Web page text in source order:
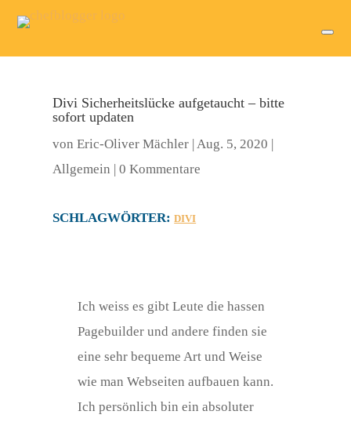
Divi Sicherheitslücke aufgetaucht – bitte
sofort updaten
vonEric-Oliver Mächler |Aug. 5, 2020 |
Allgemein |0 Kommentare
SCHLAGWÖRTER:DIVI
Ich weiss es gibt Leute die hassen
Pagebuilder und andere finden sie
eine sehr bequeme Art und Weise
wie man Webseiten aufbauen kann.
Ich persönlich bin ein absoluter